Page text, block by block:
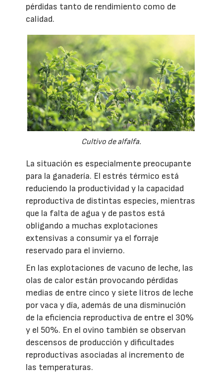
pérdidas tanto de rendimiento como de
calidad.
Cultivo de alfalfa.
La situación es especialmente preocupante
para la ganadería. El estrés térmico está
reduciendo la productividad y la capacidad
reproductiva de distintas especies, mientras
que la falta de agua y de pastos está
obligando a muchas explotaciones
extensivas a consumir ya el forraje
reservado para el invierno.
En las explotaciones de vacuno de leche, las
olas de calor están provocando pérdidas
medias de entre cinco y siete litros de leche
por vaca y día, además de una disminución
de la eficiencia reproductiva de entre el 30%
y el 50%. En el ovino también se observan
descensos de producción y dificultades
reproductivas asociadas al incremento de
las temperaturas.